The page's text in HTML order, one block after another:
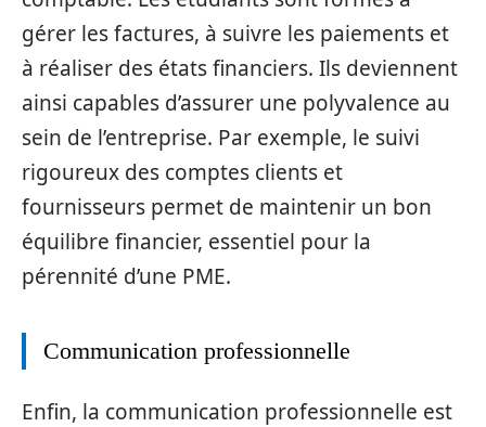
gérer les factures, à suivre les paiements et
à réaliser des états financiers. Ils deviennent
ainsi capables d’assurer une polyvalence au
sein de l’entreprise. Par exemple, le suivi
rigoureux des comptes clients et
fournisseurs permet de maintenir un bon
équilibre financier, essentiel pour la
pérennité d’une PME.
Communication professionnelle
Enfin, la communication professionnelle est